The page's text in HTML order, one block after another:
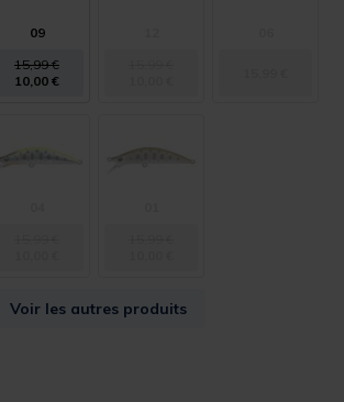
09
15,99 €
10,00 €
Voir les autres produits